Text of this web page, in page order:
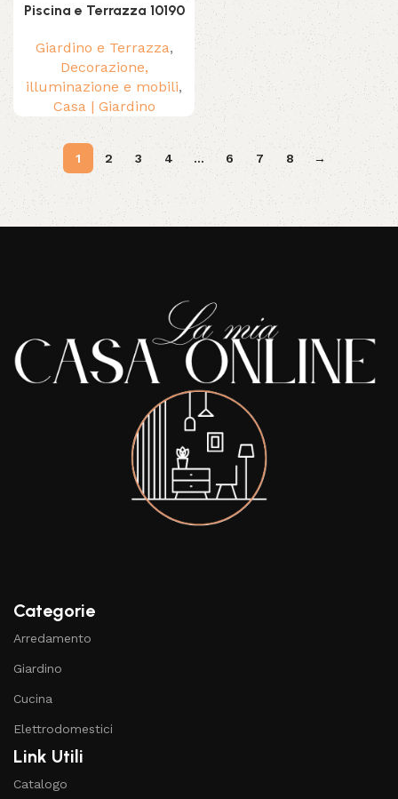
Piscina e Terrazza 10190
Giardino e Terrazza,
Decorazione,
illuminazione e mobili,
Casa | Giardino
1 2 3 4 … 6 7 8 →
Read More
Categorie
Arredamento
Giardino
Cucina
Elettrodomestici
Link Utili
Catalogo